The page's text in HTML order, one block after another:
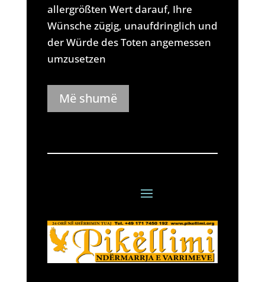
allergrößten Wert darauf, Ihre
Wünsche zügig, unaufdringlich und
der Würde des Toten angemessen
umzusetzen
Më shumë